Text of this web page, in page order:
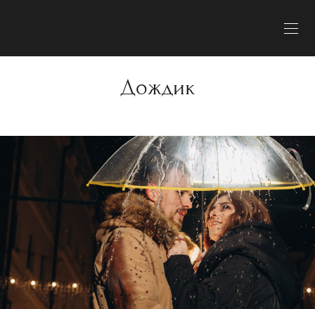
Дождик